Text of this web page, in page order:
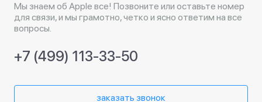
Мы знаем об Apple все! Позвоните или оставьте номер
для связи, и мы грамотно, четко и ясно ответим на все
вопросы.
+7 (499) 113-33-50
заказать звонок